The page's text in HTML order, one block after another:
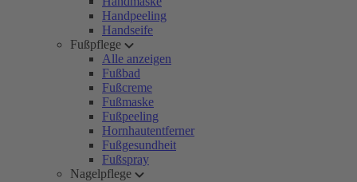
Handpeeling
Handseife
Fußpflege
Alle anzeigen
Fußbad
Fußcreme
Fußmaske
Fußpeeling
Hornhautentferner
Fußgesundheit
Fußspray
Nagelpflege